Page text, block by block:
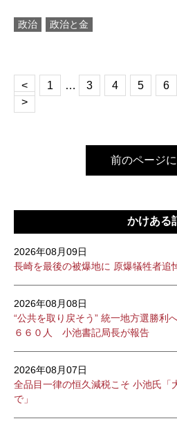
政治 政治と金
< 1 … 3 4 5 6
>
前のページ
かけある
2026年08月09日
長崎を最後の被爆地に 原爆犠牲者
2026年08月08日
“公共を取り戻そう” 統一地方選勝利
６６０人 小池書記局長が報告
2026年08月07日
全品目一律の恒久減税こそ 小池氏「
で」